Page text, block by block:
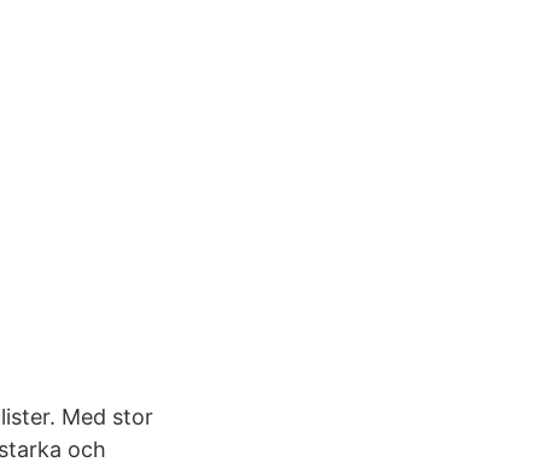
Med stor
och